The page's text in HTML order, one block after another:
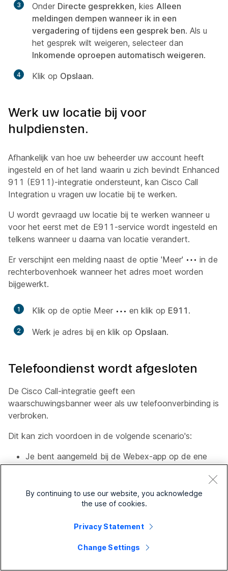
3 Onder Directe gesprekken, kies Alleen
meldingen dempen wanneer ik in een
vergadering of tijdens een gesprek ben. Als u
het gesprek wilt weigeren, selecteer dan
Inkomende oproepen automatisch weigeren.
4 Klik op Opslaan.
Werk uw locatie bij voor
hulpdiensten.
Afhankelijk van hoe uw beheerder uw account heeft
ingesteld en of het land waarin u zich bevindt Enhanced
911 (E911)-integratie ondersteunt, kan Cisco Call
Integration u vragen uw locatie bij te werken.
U wordt gevraagd uw locatie bij te werken wanneer u
voor het eerst met de E911-service wordt ingesteld en
telkens wanneer u daarna van locatie verandert.
Er verschijnt een melding naast de optie 'Meer'
in de
rechterbovenhoek wanneer het adres moet worden
bijgewerkt.
1 Klik op de optie Meer en klik op E911 .
2 Werk je adres bij en klik op Opslaan.
Telefoondienst wordt afgesloten
De Cisco Call-integratie geeft een
waarschuwingsbanner weer als uw telefoonverbinding is
verbroken.
Dit kan zich voordoen in de volgende scenario's:
Je bent aangemeld bij de Webex-app op de ene
dezelfde gebruikersnaam.
mogelijk omdat deze per ongeluk is afgesloten of
By continuing to use our website, you acknowledge
the use of cookies.
Privacy Statement
Change Settings